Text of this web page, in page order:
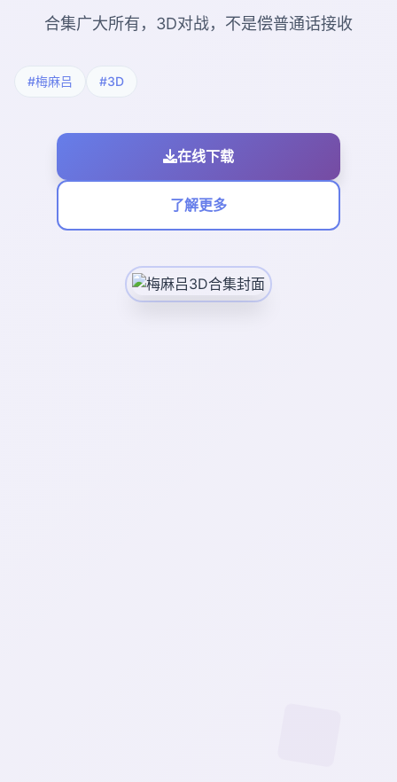
合集广大所有，3D对战，不是偿普通话接收
#梅麻吕 #3D
在线下载
了解更多